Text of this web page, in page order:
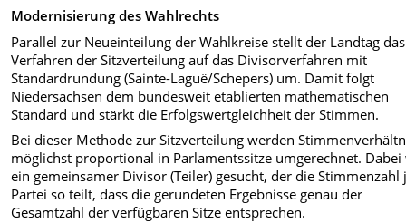
Modernisierung des Wahlrechts
Parallel zur Neueinteilung der Wahlkreise stellt der Landtag das
Verfahren der Sitzverteilung auf das Divisorverfahren mit
Standardrundung (Sainte-Laguë/Schepers) um. Damit folgt
Niedersachsen dem bundesweit etablierten mathematischen
Standard und stärkt die Erfolgswertgleichheit der Stimmen.
Bei dieser Methode zur Sitzverteilung werden
möglichst proportional in Parlamentssitze umgerechnet.
ein gemeinsamer Divisor (Teiler) gesucht, der die Stimmenzahl
Partei so teilt, dass die gerundeten Ergebnisse genau der
Gesamtzahl der verfügbaren Sitze entsprechen.